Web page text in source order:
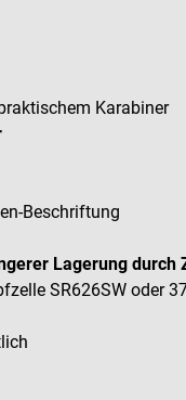
Karabiner
Beschriftung
Lagerung durch
SR626SW oder